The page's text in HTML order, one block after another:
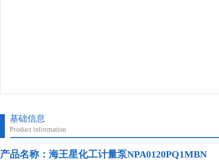
基础信息
Product information
产品名称： 海王星化工计量泵NPA0120PQ1MBN